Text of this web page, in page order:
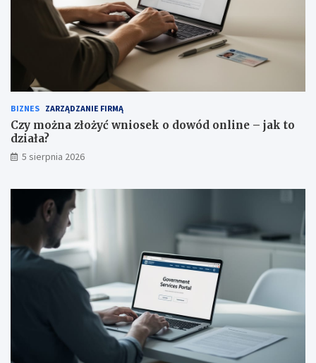
BIZNES ZARZĄDZANIE FIRMĄ
Czy można złożyć wniosek o dowód online – jak to
działa?
5 sierpnia 2026